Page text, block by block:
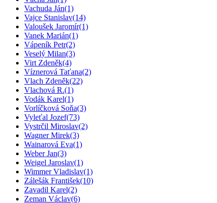
Vachuda Ján(1)
Vajce Stanislav(14)
Valoušek Jaromír(1)
Vanek Marián(1)
Vápeník Petr(2)
Veselý Milan(3)
Virt Zdeněk(4)
Víznerová Taťana(2)
Vlach Zdeněk(22)
Vlachová R.(1)
Vodák Karel(1)
Vorlíčková Soňa(3)
Vyleťal Jozef(73)
Vystrčil Miroslav(2)
Wagner Mirek(3)
Wainarová Eva(1)
Weber Jan(3)
Weigel Jaroslav(1)
Wimmer Vladislav(1)
Zálešák František(10)
Zavadil Karel(2)
Zeman Václav(6)